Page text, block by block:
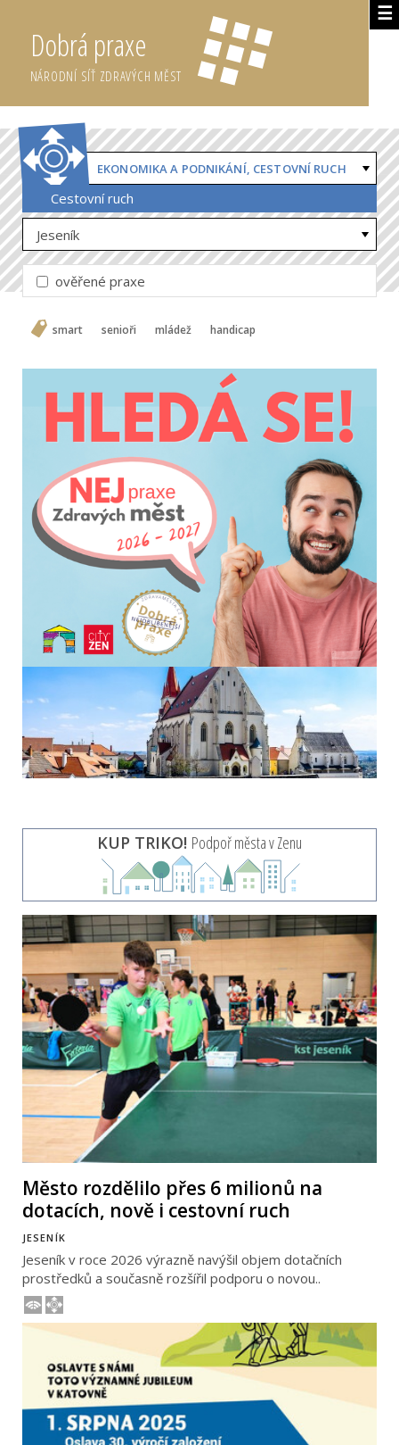
☰
Dobrá praxe
NÁRODNÍ SÍŤ ZDRAVÝCH MĚST
EKONOMIKA A PODNIKÁNÍ, CESTOVNÍ RUCH
Cestovní ruch
Jeseník
ověřené praxe
smart senioři mládež handicap
KUP TRIKO! Podpoř města v Zenu
Město rozdělilo přes 6 milionů na
dotacích, nově i cestovní ruch
JESENÍK
Jeseník v roce 2026 výrazně navýšil objem dotačních
prostředků a současně rozšířil podporu o novou..